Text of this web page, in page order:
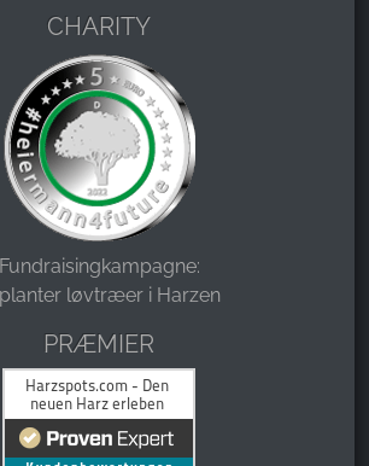
CHARITY
Fundraisingkampagne:
løvtræer i Harzen
PRÆMIER